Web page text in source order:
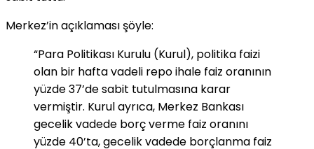
Merkez’in açıklaması şöyle:
“Para Politikası Kurulu (Kurul), politika faizi
olan bir hafta vadeli repo ihale faiz oranının
yüzde 37’de sabit tutulmasına karar
vermiştir. Kurul ayrıca, Merkez Bankası
gecelik vadede borç verme faiz oranını
yüzde 40’ta, gecelik vadede borçlanma faiz